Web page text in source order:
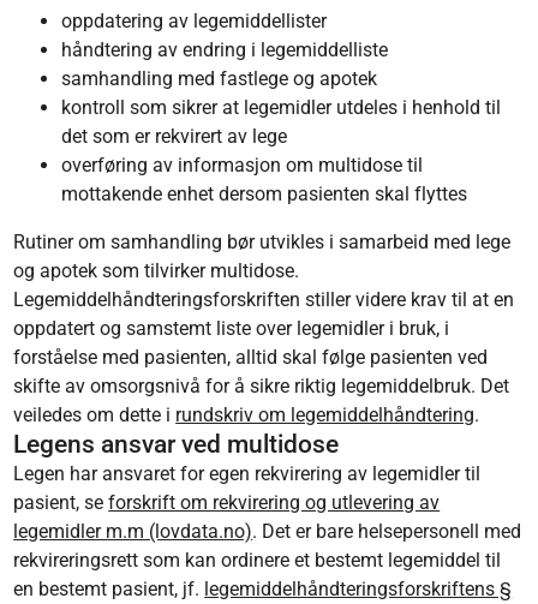
oppdatering av legemiddellister
håndtering av endring i legemiddelliste
samhandling med fastlege og apotek
kontroll som sikrer at legemidler utdeles i henhold til
det som er rekvirert av lege
overføring av informasjon om multidose til
mottakende enhet dersom pasienten skal flyttes
Rutiner om samhandling bør utvikles i samarbeid med lege
og apotek som tilvirker multidose.
Legemiddelhåndteringsforskriften stiller videre krav til at en
oppdatert og samstemt liste over legemidler i bruk, i
forståelse med pasienten, alltid skal følge pasienten ved
skifte av omsorgsnivå for å sikre riktig legemiddelbruk. Det
veiledes om dette i rundskriv om legemiddelhåndtering.
Legens ansvar ved multidose
Legen har ansvaret for egen rekvirering av legemidler til
pasient, seforskrift om rekvirering og utlevering av
legemidler m.m (lovdata.no). Det er bare helsepersonell med
rekvireringsrett som kan ordinere et bestemt legemiddel til
en bestemt pasient, jf. legemiddelhåndteringsforskriftens §